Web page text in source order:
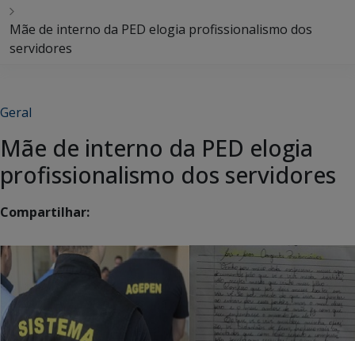
Mãe de interno da PED elogia profissionalismo dos
servidores
Geral
Mãe de interno da PED elogia
profissionalismo dos servidores
Compartilhar: